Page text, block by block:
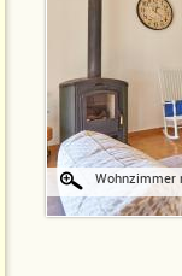
Wohnzimmer